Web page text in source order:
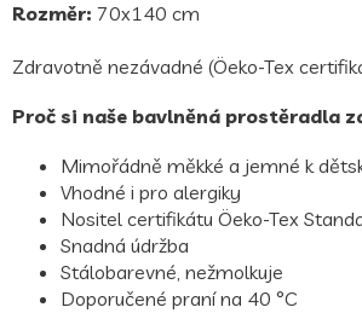
Rozměr: 70x140 cm
Zdravotně nezávadné (Öeko-Tex
Proč si naše bavlněná prostěradla
Mimořádně měkké a jemné k
Vhodné i pro alergiky
Nositel certifikátu Öeko-Tex
Snadná údržba
Stálobarevné, nežmolkuje
Doporučené praní na 40 °C